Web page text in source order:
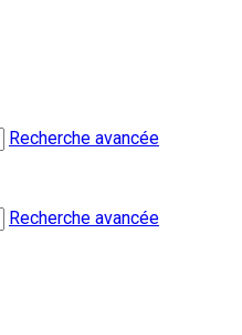
Recherche avancée
Recherche avancée